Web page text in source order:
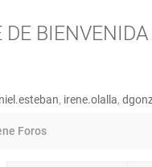
, irene.olalla,
Foros